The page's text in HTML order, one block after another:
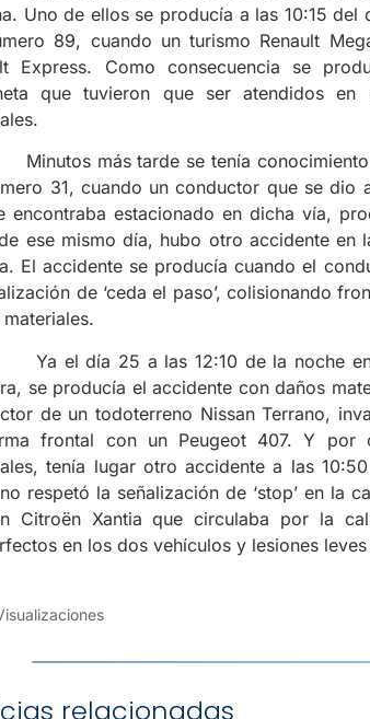
Uno de ellos se producía a las 10:15
89, cuando un turismo Renault
Express. Como consecuencia se
que tuvieron que ser atendidos
más tarde se tenía conocimiento
31, cuando un conductor que se
encontraba estacionado en dicha vía,
ese mismo día, hubo otro accidente en
El accidente se producía cuando el
de ‘ceda el paso’, colisionando
día 25 a las 12:10 de la noche en la
se producía el accidente con daños
de un todoterreno Nissan Terrano,
frontal con un Peugeot 407. Y por
tenía lugar otro accidente a las
respetó la señalización de ‘stop’ en la
Citroën Xantia que circulaba por la
en los dos vehículos y lesiones
relacionadas